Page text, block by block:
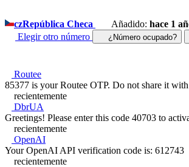
czRepública Checa Añadido: hace 1
Elegir otro número
¿Número ocupado?
Routee
85377 is your Routee OTP. Do not share it
recientemente
DbrUA
Greetings! Please enter this code 40703 to
recientemente
OpenAI
Your OpenAI API verification code is: 612743
recientemente